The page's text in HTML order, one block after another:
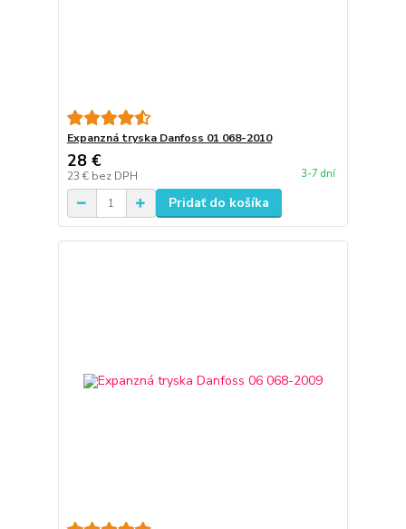
Expanzná tryska Danfoss 01 068-2010
28 €
23 € bez DPH 3-7 dní
Pridať do košíka